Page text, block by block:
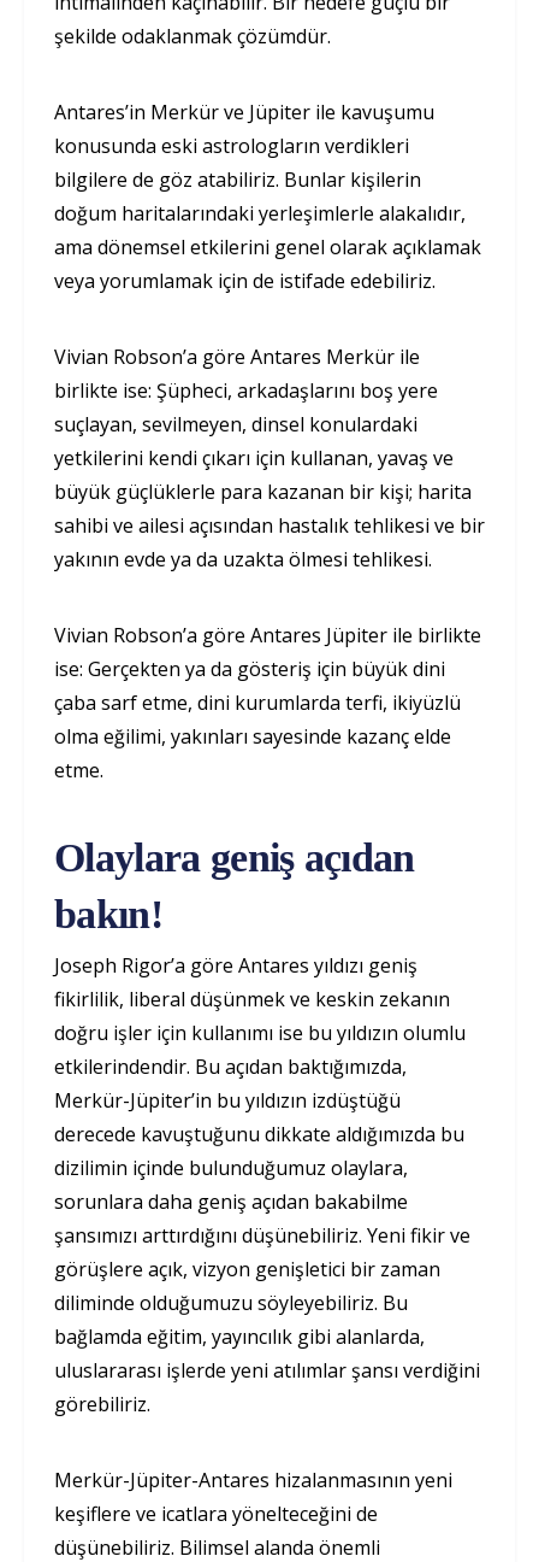
şekilde odaklanmak çözümdür.
Antares’in Merkür ve Jüpiter ile kavuşumu
konusunda eski astrologların verdikleri
bilgilere de göz atabiliriz. Bunlar kişilerin
doğum haritalarındaki yerleşimlerle alakalıdır,
ama dönemsel etkilerini genel olarak açıklamak
veya yorumlamak için de istifade edebiliriz.
Vivian Robson’a göre Antares Merkür ile
birlikte ise: Şüpheci, arkadaşlarını boş yere
suçlayan, sevilmeyen, dinsel konulardaki
yetkilerini kendi çıkarı için kullanan, yavaş ve
büyük güçlüklerle para kazanan bir kişi; harita
sahibi ve ailesi açısından hastalık tehlikesi ve bir
yakının evde ya da uzakta ölmesi tehlikesi.
Vivian Robson’a göre Antares Jüpiter ile birlikte
ise: Gerçekten ya da gösteriş için büyük dini
çaba sarf etme, dini kurumlarda terfi, ikiyüzlü
olma eğilimi, yakınları sayesinde kazanç elde
etme.
Olaylara geniş açıdan
bakın!
Joseph Rigor’a göre Antares yıldızı geniş
fikirlilik, liberal düşünmek ve keskin zekanın
doğru işler için kullanımı ise bu yıldızın olumlu
etkilerindendir. Bu açıdan baktığımızda,
Merkür-Jüpiter’in bu yıldızın izdüştüğü
derecede kavuştuğunu dikkate aldığımızda bu
dizilimin içinde bulunduğumuz olaylara,
sorunlara daha geniş açıdan bakabilme
şansımızı arttırdığını düşünebiliriz. Yeni fikir ve
görüşlere açık, vizyon genişletici bir zaman
diliminde olduğumuzu söyleyebiliriz. Bu
bağlamda eğitim, yayıncılık gibi alanlarda,
uluslararası işlerde yeni atılımlar şansı verdiğini
görebiliriz.
Merkür-Jüpiter-Antares hizalanmasının yeni
keşiflere ve icatlara yönelteceğini de
düşünebiliriz. Bilimsel alanda önemli